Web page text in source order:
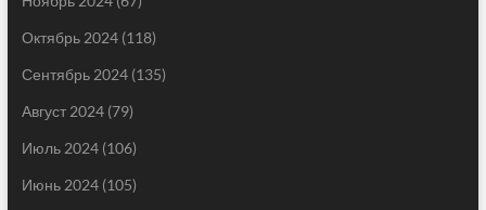
Октябрь 2024(118)
Сентябрь 2024(135)
Август 2024(79)
Июль 2024(106)
Июнь 2024(105)